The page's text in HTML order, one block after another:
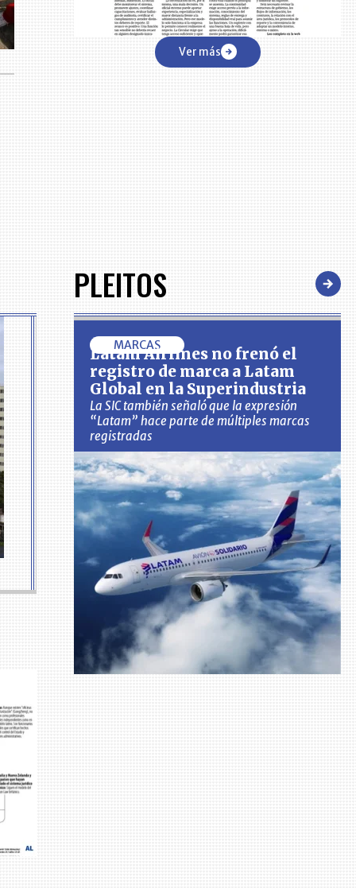
Ver más
PLEITOS
MARCAS
Latam Airlines no frenó el
registro de marca a Latam
Global en la Superindustria
La SIC también señaló que la expresión
“Latam” hace parte de múltiples marcas
registradas